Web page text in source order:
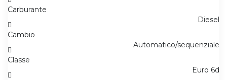
Carburante
Diesel
Cambio
Automatico/sequenziale
Classe
Euro 6d